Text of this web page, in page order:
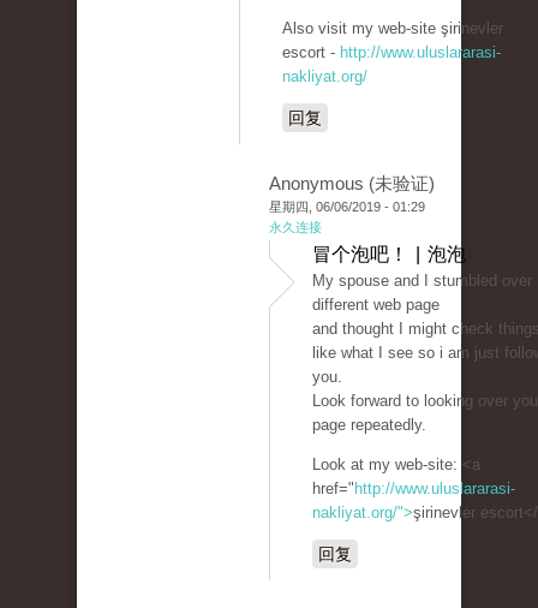
Also visit my web-site şirinevler
escort - http://www.uluslararasi-
nakliyat.org/
回复
Anonymous (未验证)
星期四, 06/06/2019 - 01:29
永久连接
冒个泡吧！ | 泡泡
My spouse and I stumbled over
different web page
and thought I might check
like what I see so i am just
you.
Look forward to looking over
page repeatedly.
Look at my web-site: <a
href=" http://www.uluslararasi-
nakliyat.org/">şirinevler
回复